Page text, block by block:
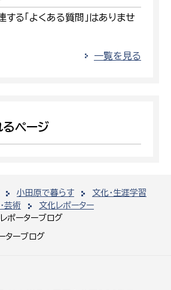
小田原で暮らす
文化・生涯学習
芸術
文化レポーター
ポーターブログ
ターブログ
する「よくある質問」はありませ
一覧を見る
ページ